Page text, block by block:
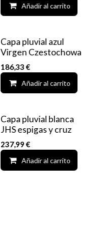
Añadir al carrito
Add to wishlist
Capa pluvial azul
Virgen Czestochowa
186,33 €
Añadir al carrito
Add to wishlist
Capa pluvial blanca
JHS espigas y cruz
237,99 €
Añadir al carrito